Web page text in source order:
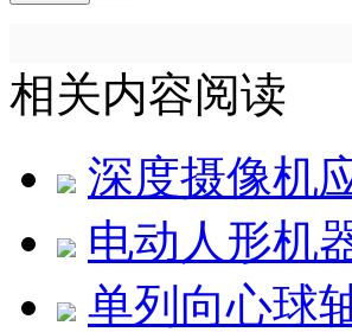
相关内容阅读
深度摄像机
电动人形机
单列向心球